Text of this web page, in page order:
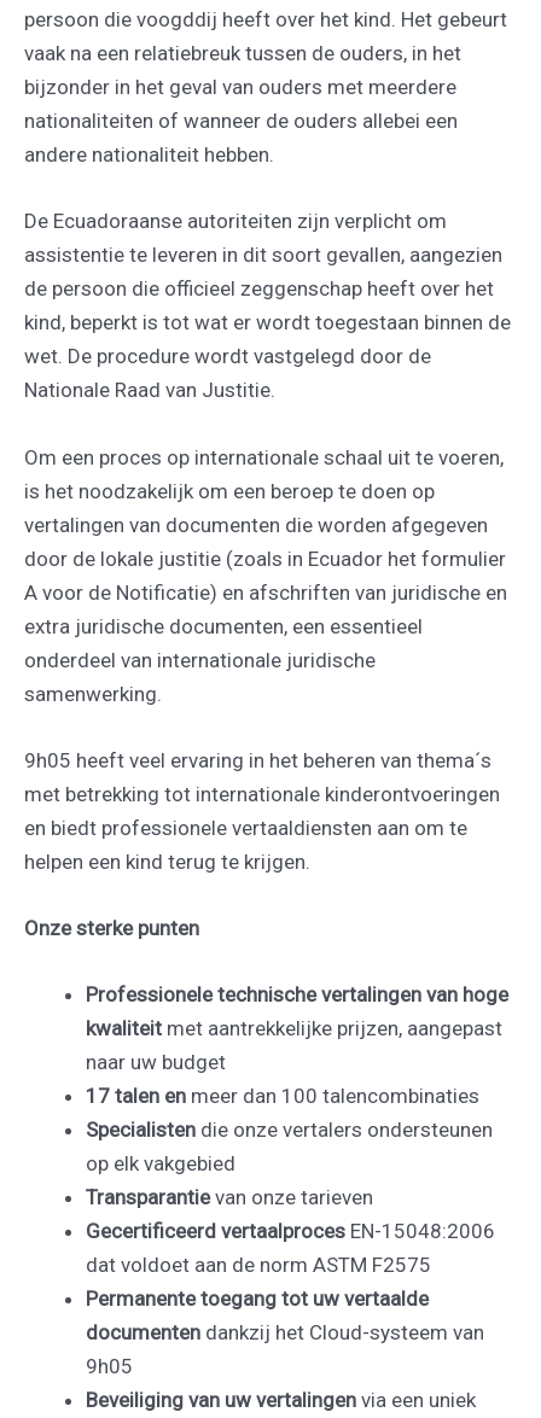
persoon die voogddij heeft over het kind. Het gebeurt
vaak na een relatiebreuk tussen de ouders, in het
bijzonder in het geval van ouders met meerdere
nationaliteiten of wanneer de ouders allebei een
andere nationaliteit hebben.
De Ecuadoraanse autoriteiten zijn verplicht om
assistentie te leveren in dit soort gevallen, aangezien
de persoon die officieel zeggenschap heeft over het
kind, beperkt is tot wat er wordt toegestaan binnen de
wet. De procedure wordt vastgelegd door de
Nationale Raad van Justitie.
Om een proces op internationale schaal uit te voeren,
is het noodzakelijk om een beroep te doen op
vertalingen van documenten die worden afgegeven
door de lokale justitie (zoals in Ecuador het formulier
A voor de Notificatie) en afschriften van juridische en
extra juridische documenten, een essentieel
onderdeel van internationale juridische
samenwerking.
9h05 heeft veel ervaring in het beheren van thema´s
met betrekking tot internationale kinderontvoeringen
en biedt professionele vertaaldiensten aan om te
helpen een kind terug te krijgen.
Onze sterke punten
Professionele technische vertalingen van hoge
kwaliteit met aantrekkelijke prijzen, aangepast
naar uw budget
17 talen en meer dan 100 talencombinaties
Specialisten die onze vertalers ondersteunen
op elk vakgebied
Transparantievan onze tarieven
Gecertificeerd vertaalproces EN-15048:2006
dat voldoet aan de norm ASTM F2575
Permanente toegang tot uw vertaalde
documenten dankzij het Cloud-systeem van
9h05
Beveiliging van uw vertalingen via een uniek